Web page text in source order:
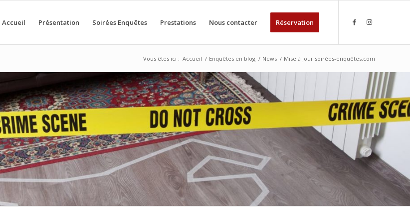
Accueil Présentation Soirées Enquêtes Prestations Nous contacter Réservation
Vous êtes ici : Accueil / Enquêtes en blog / News / Mise à jour soirées-enquêtes.com